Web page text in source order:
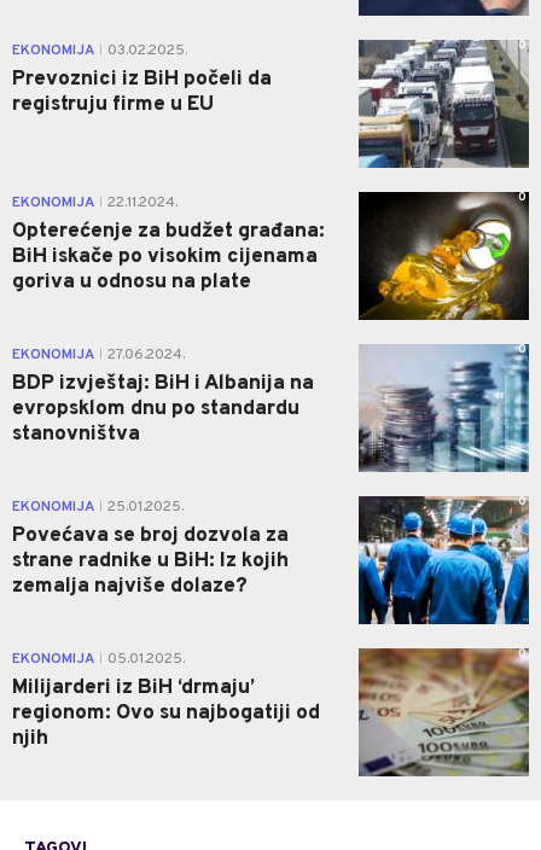
EKONOMIJA 03.02.2025.
Prevoznici iz BiH počeli da
registruju firme u EU
0
EKONOMIJA 22.11.2024.
Opterećenje za budžet građana:
BiH iskače po visokim cijenama
goriva u odnosu na plate
0
EKONOMIJA 27.06.2024.
BDP izvještaj: BiH i Albanija na
evropsklom dnu po standardu
stanovništva
0
EKONOMIJA 25.01.2025.
Povećava se broj dozvola za
strane radnike u BiH: Iz kojih
zemalja najviše dolaze?
0
EKONOMIJA 05.01.2025.
Milijarderi iz BiH ‘drmaju’
regionom: Ovo su najbogatiji od
njih
0